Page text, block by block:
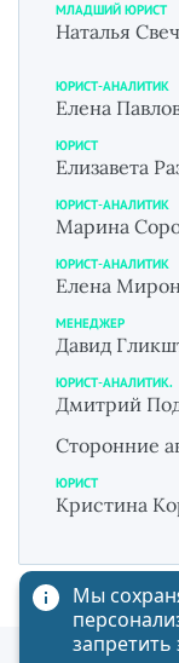
МЛАДШИЙ ЮРИСТ
Наталья
ЮРИСТ-АНАЛИТИК
Елена
ЮРИСТ
Елизавета
ЮРИСТ-АНАЛИТИК
Марина
ЮРИСТ-АНАЛИТИК
Елена
МЕНЕДЖЕР
Давид
ЮРИСТ-АНАЛИТИК.
Дмитрий
Сторонние
ЮРИСТ
Кристина
Мы
запретить